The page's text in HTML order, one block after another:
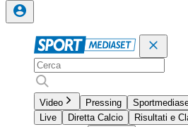
Video Pressing
Live
Diretta Calcio
Risultati e